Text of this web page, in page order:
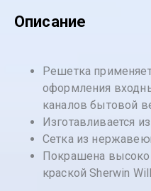
Описание
Решетка
оформления
каналов бытовой
Изготавливается
Сетка из
Покрашена
краской Sherwin